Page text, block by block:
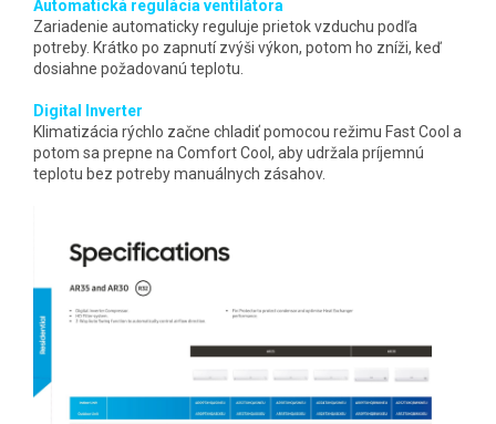
Automatická regulácia ventilátora
Zariadenie automaticky reguluje prietok vzduchu podľa
potreby. Krátko po zapnutí zvýši výkon, potom ho zníži, keď
dosiahne požadovanú teplotu.
Digital Inverter
Klimatizácia rýchlo začne chladiť pomocou režimu Fast Cool a
potom sa prepne na Comfort Cool, aby udržala príjemnú
teplotu bez potreby manuálnych zásahov.